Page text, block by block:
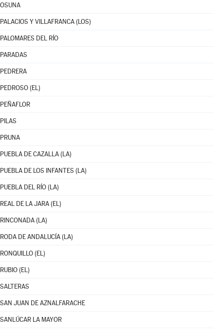
OSUNA
PALACIOS Y VILLAFRANCA (LOS)
PALOMARES DEL RÍO
PARADAS
PEDRERA
PEDROSO (EL)
PEÑAFLOR
PILAS
PRUNA
PUEBLA DE CAZALLA (LA)
PUEBLA DE LOS INFANTES (LA)
PUEBLA DEL RÍO (LA)
REAL DE LA JARA (EL)
RINCONADA (LA)
RODA DE ANDALUCÍA (LA)
RONQUILLO (EL)
RUBIO (EL)
SALTERAS
SAN JUAN DE AZNALFARACHE
SANLÚCAR LA MAYOR